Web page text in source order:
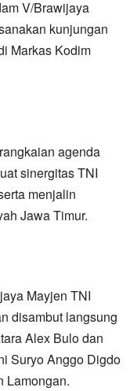
V/Brawijaya
kunjungan
Markas Kodim
agenda
sinergitas TNI
menjalin
Jawa Timur.
Mayjen TNI
disambut langsung
Alex Bulo dan
Suryo Anggo Digdo
Lamongan.